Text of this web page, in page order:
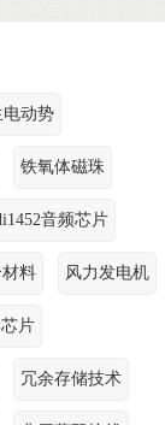
电动势
铁氧体磁珠
音频芯片
料 风力发电机
片
冗余存储技术